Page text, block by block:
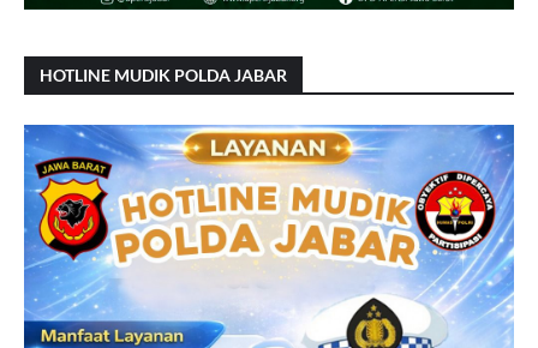
HOTLINE MUDIK POLDA JABAR